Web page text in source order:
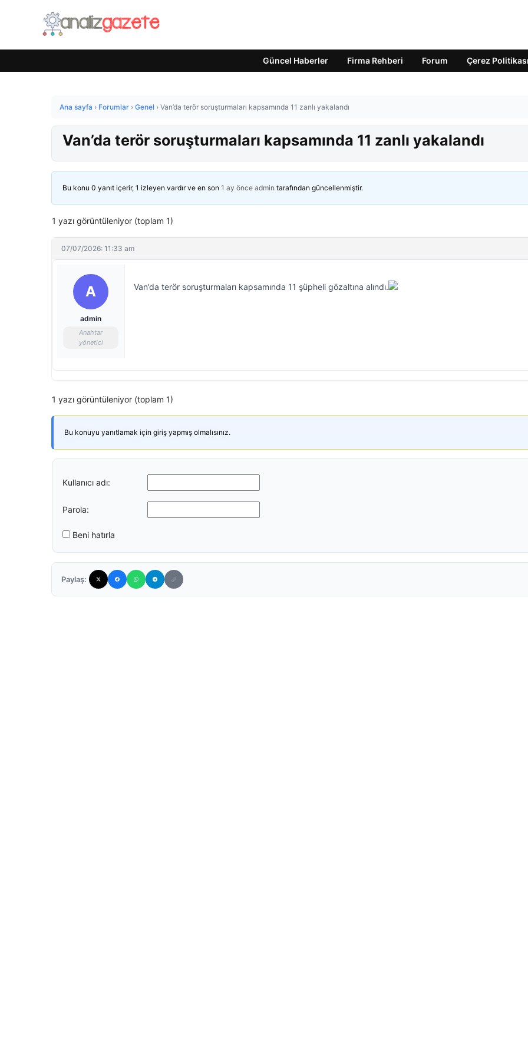
Güncel Haberler Firma Rehberi Forum Çerez Politikası
Ana sayfa › Forumlar › Genel › Van’da terör soruşturmaları kapsamında 11 zanlı yakalandı
Van’da terör soruşturmaları kapsamında 11 zanlı yakalandı
Bu konu 0 yanıt içerir, 1 izleyen vardır ve en son 1 ay önce admin tarafından güncellenmiştir.
1 yazı görüntüleniyor (toplam 1)
07/07/2026: 11:33 am
A
admin
Anahtar
yönetici
Van’da terör soruşturmaları kapsamında 11 şüpheli gözaltına alındı.
1 yazı görüntüleniyor (toplam 1)
Bu konuyu yanıtlamak için giriş yapmış olmalısınız.
Kullanıcı adı:
Parola:
Beni hatırla
Paylaş: